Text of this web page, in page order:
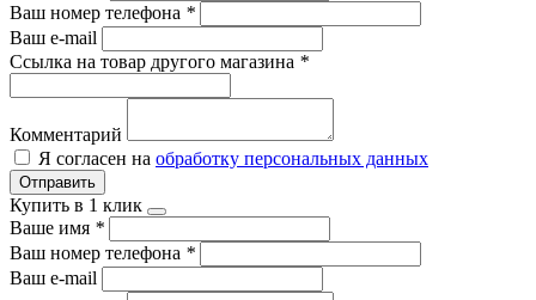
Ваш номер телефона *
Ваш e-mail
Ссылка на товар другого магазина *
Комментарий
Я согласен на обработку персональных данных
Отправить
Купить в 1 клик
Ваше имя *
Ваш номер телефона *
Ваш e-mail